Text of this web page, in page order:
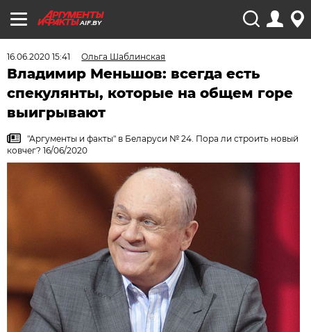
AIF.BY
16.06.2020 15:41 Ольга Шаблинская
Владимир Меньшов: всегда есть
спекулянты, которые на общем горе
выигрывают
"Аргументы и факты" в Беларуси № 24. Пора ли строить новый
ковчег? 16/06/2020